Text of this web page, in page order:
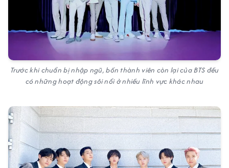
Trước khi chuẩn bị nhập ngũ, bốn thành viên còn lại của BTS đều
có những hoạt động sôi nổi ở nhiều lĩnh vực khác nhau